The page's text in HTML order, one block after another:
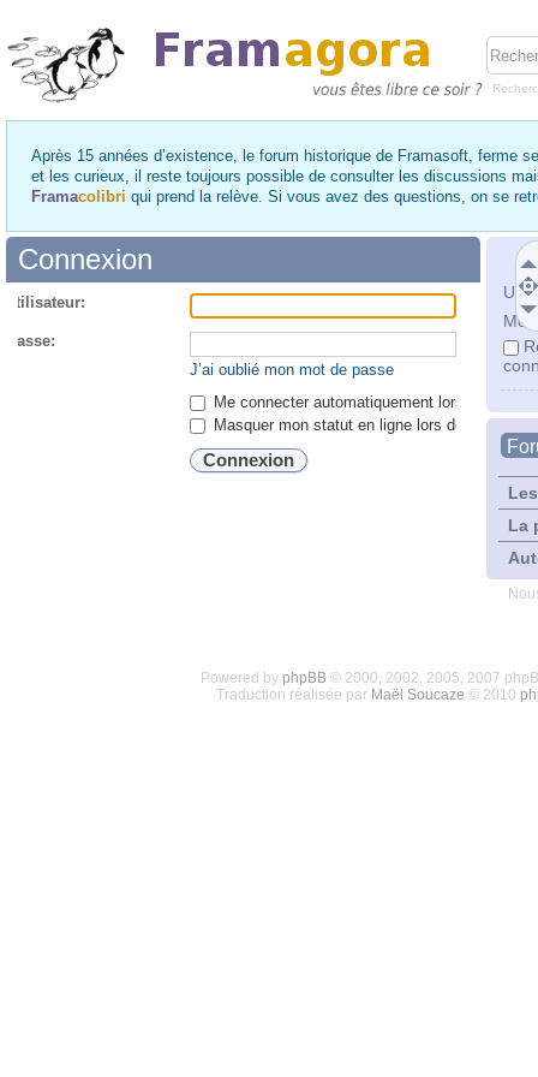
Après 15 années d’existence, le forum historique de Framasoft, ferme
et les curieux, il reste toujours possible de consulter les discussions
Framacolibri qui prend la relève. Si vous avez des questions, on se
Mot
La
Connexion
passe:
J’ai oublié mon mot de passe
Me connecter automatiquement lors de
Masquer mon statut en ligne lors de cette
Powered by phpBB© 2000, 2002, 2005, 2007
Traduction réalisée par Maël Soucaze © 2010